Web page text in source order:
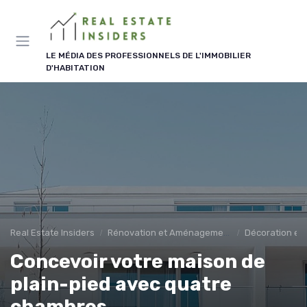
LE MÉDIA DES PROFESSIONNELS DE L'IMMOBILIER
D'HABITATION
Real Estate Insiders Rénovation et Aménagement Décoration et
Concevoir votre maison de
plain-pied avec quatre